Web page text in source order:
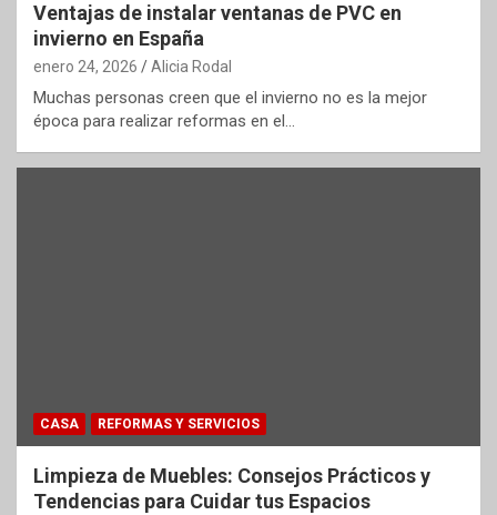
Ventajas de instalar ventanas de PVC en
invierno en España
enero 24, 2026 Alicia Rodal
Muchas personas creen que el invierno no es la mejor
época para realizar reformas en el…
CASA REFORMAS Y SERVICIOS
Limpieza de Muebles: Consejos Prácticos y
Tendencias para Cuidar tus Espacios